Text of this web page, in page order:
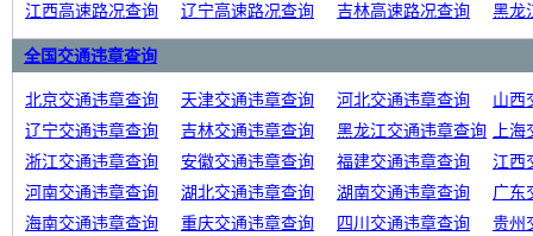
江西高速路况查询
辽宁高速路况查询 吉林高速路况查询 黑龙
全国交通违章查询
北京交通违章查询 天津交通违章查询 河北交通违章查询
山西
辽宁交通违章查询
吉林交通违章查询 黑龙江交通违章查询
上
浙江交通违章查询
安徽交通违章查询 福建交通违章查询
江西
河南交通违章查询
湖北交通违章查询 湖南交通违章查询
广东
海南交通违章查询
重庆交通违章查询 四川交通违章查询
贵州